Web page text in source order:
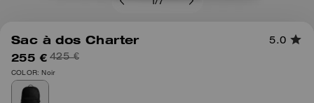
/ 7
Sac à dos Charter 5.0
255 € 425 €
COLOR: Noir